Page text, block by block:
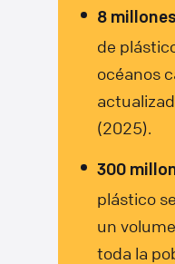
8
de
océanos
(2025).
300
plástico
un
toda la